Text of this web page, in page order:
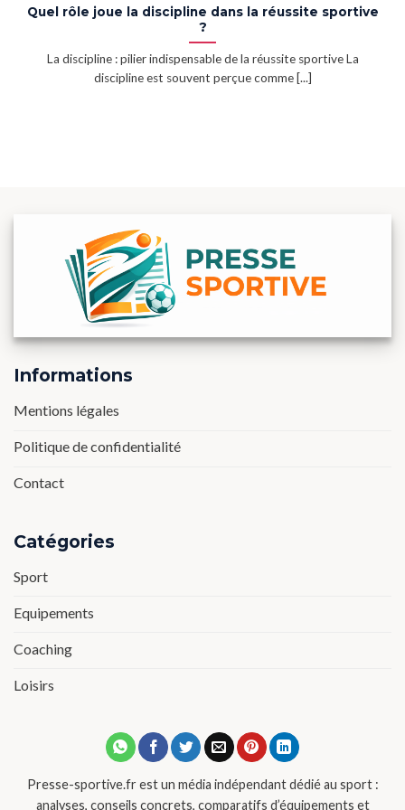
Quel rôle joue la discipline dans la réussite sportive
?
La discipline : pilier indispensable de la réussite sportive La
discipline est souvent perçue comme [...]
Informations
Mentions légales
Politique de confidentialité
Contact
Catégories
Sport
Equipements
Coaching
Loisirs
Presse-sportive.fr est un média indépendant dédié au sport :
analyses, conseils concrets, comparatifs d’équipements et